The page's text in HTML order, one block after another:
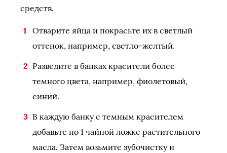
средств.
Отварите яйца и покрасьте их в светлый
оттенок, например, светло-желтый.
Разведите в банках красители более
темного цвета, например, фиолетовый,
синий.
В каждую банку с темным красителем
добавьте по 1 чайной ложке растительного
масла. Затем возьмите зубочистку и